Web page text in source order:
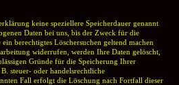
keine speziellere Speicherdauer genannt
Daten bei uns, bis der Zweck für die
berechtigtes Löschersuchen geltend machen
widerrufen, werden Ihre Daten gelöscht,
Gründe für die Speicherung Ihrer
steuer- oder handelsrechtliche
Fall erfolgt die Löschung nach Fortfall dieser